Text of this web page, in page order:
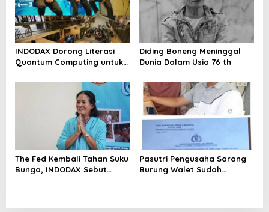
INDODAX Dorong Literasi
Quantum Computing untuk
Blockchain
Diding Boneng Meninggal
Dunia Dalam Usia 76 th
The Fed Kembali Tahan Suku
Bunga, INDODAX Sebut
Pasutri Pengusaha Sarang
Burung Walet Sudah